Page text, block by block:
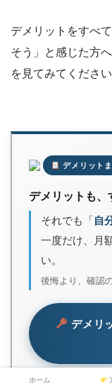
デメリットをすべ
そう」と感じた方
を見てみてください
デメリット
デメリットも、
それでも「自
一度だけ、月
い。
後悔より、確認
デメリ
申込み・審査な
ホーム